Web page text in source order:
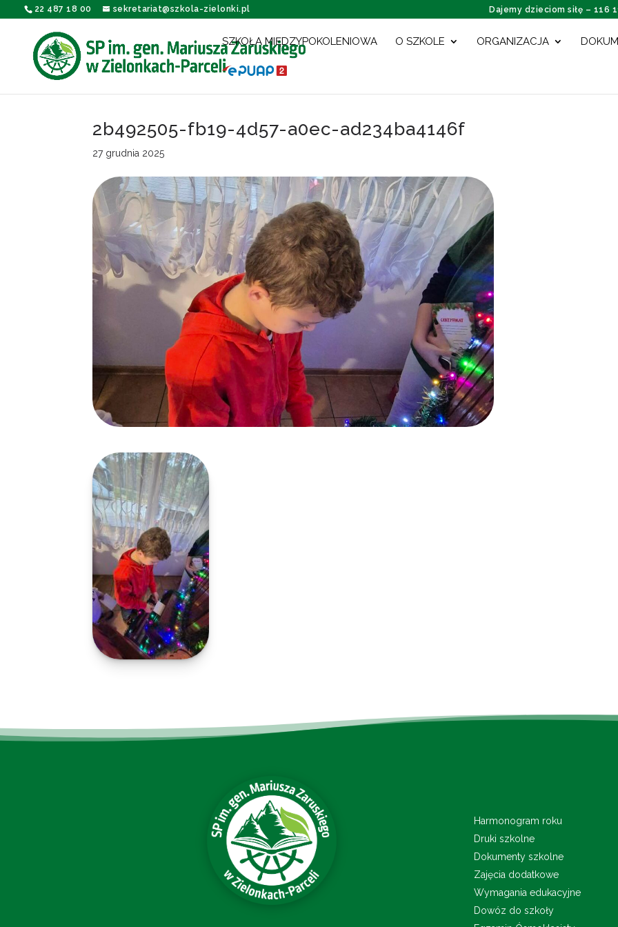
22 487 18 00 sekretariat@szkola-zielonki.pl Dajemy dzieciom siłę – 116
SZKOŁA MIĘDZYPOKOLENIOWA O SZKOLE ORGANIZACJA
2b492505-fb19-4d57-a0ec-ad234ba4146f
27 grudnia 2025
Harmonogram roku
Druki szkolne
Dokumenty szkolne
Zajęcia dodatkowe
Wymagania edukacyjne
Dowóz do szkoły